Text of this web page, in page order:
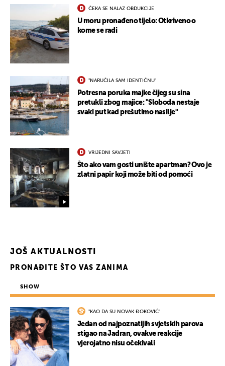
ČEKA SE NALAZ OBDUKCIJE
U moru pronađeno tijelo: Otkriveno o
kome se radi
"NARUČILA SAM IDENTIČNU"
Potresna poruka majke čijeg su sina
pretukli zbog majice: "Sloboda nestaje
svaki put kad prešutimo nasilje"
VRIJEDNI SAVJETI
Što ako vam gosti unište apartman? Ovo je
zlatni papir koji može biti od pomoći
JOŠ AKTUALNOSTI
PRONAĐITE ŠTO VAS ZANIMA
SHOW
"KAO DA SU NOVAK ĐOKOVIĆ"
Jedan od najpoznatijih svjetskih parova
stigao na Jadran, ovakve reakcije
vjerojatno nisu očekivali